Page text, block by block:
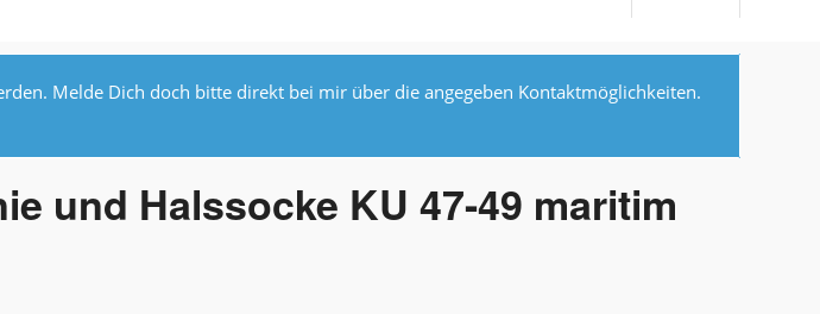
Melde Dich doch bitte direkt bei mir über die angegeben Kontaktmöglichkeiten.
und Halssocke KU 47-49 maritim